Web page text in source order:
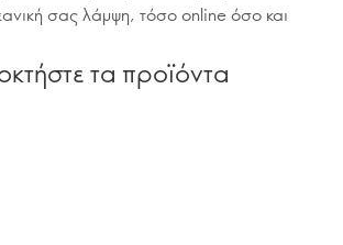
σας λάμψη, τόσο online όσο και
τα προϊόντα